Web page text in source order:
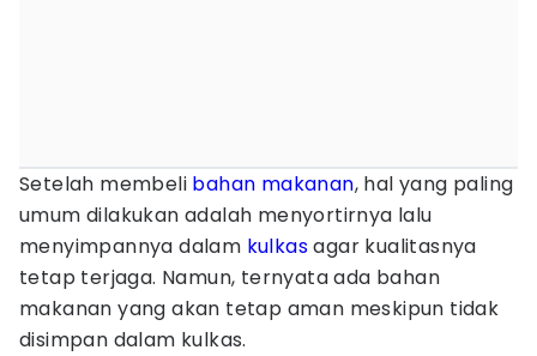
Setelah membeli bahan makanan, hal yang paling
umum dilakukan adalah menyortirnya lalu
menyimpannya dalam kulkasagar kualitasnya
tetap terjaga. Namun, ternyata ada bahan
makanan yang akan tetap aman meskipun tidak
disimpan dalam kulkas.